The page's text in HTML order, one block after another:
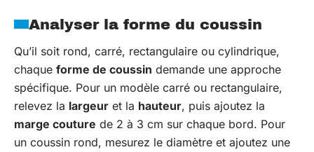
Analyser la forme du coussin
Qu’il soit rond, carré, rectangulaire ou cylindrique,
chaque forme de coussin demande une approche
spécifique. Pour un modèle carré ou rectangulaire,
relevez la largeur et la hauteur, puis ajoutez la
marge couture de 2 à 3 cm sur chaque bord. Pour
un coussin rond, mesurez le diamètre et ajoutez une